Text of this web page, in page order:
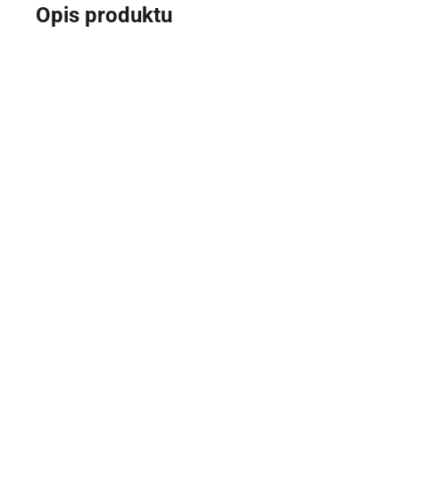
Opis produktu